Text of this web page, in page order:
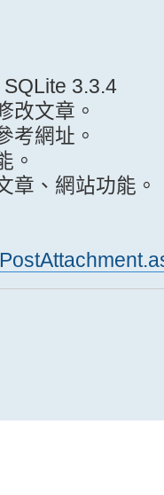
3.3.4
改文章。
考網址。
。
章、網站功能。